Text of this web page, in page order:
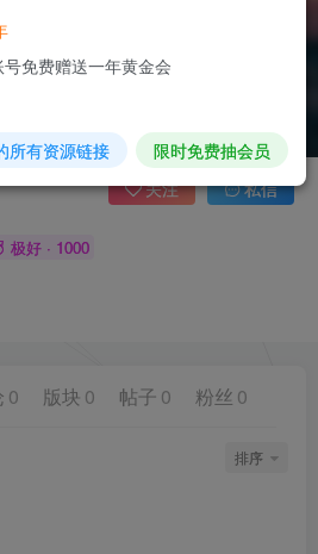
极好 · 1000
关注 私信
0 版块 0 帖子 0 粉丝 0
排序
免费赠送一年黄金会
所有资源链接 限时免费抽会员